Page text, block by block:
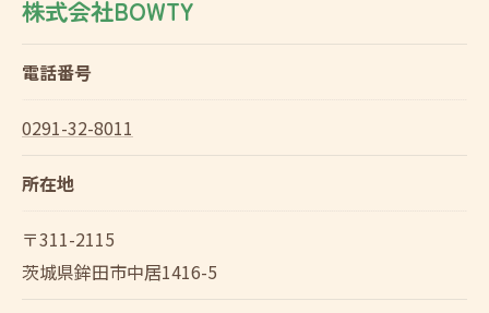
株式会社BOWTY
電話番号
0291-32-8011
所在地
〒311-2115
茨城県鉾田市中居1416-5